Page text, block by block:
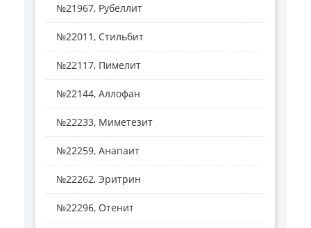
№21967, Рубеллит
№22011, Стильбит
№22117, Пимелит
№22144, Аллофан
№22233, Миметезит
№22259, Анапаит
№22262, Эритрин
№22296, Отенит